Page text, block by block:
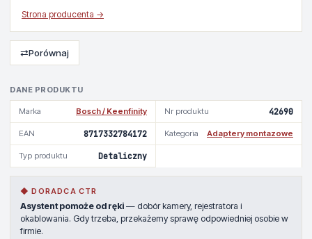
DANE PRODUKTU
Marka Bosch / Keenfinity Nr produktu 42690
EAN 8717332784172 Kategoria Adaptery montazowe
Typ produktu Detaliczny
◆ DORADCA CTR
Asystent pomoże od ręki — dobór kamery, rejestratora i
okablowania. Gdy trzeba, przekażemy sprawę odpowiedniej osobie w
firmie.
Strona producenta →
⇄Porównaj